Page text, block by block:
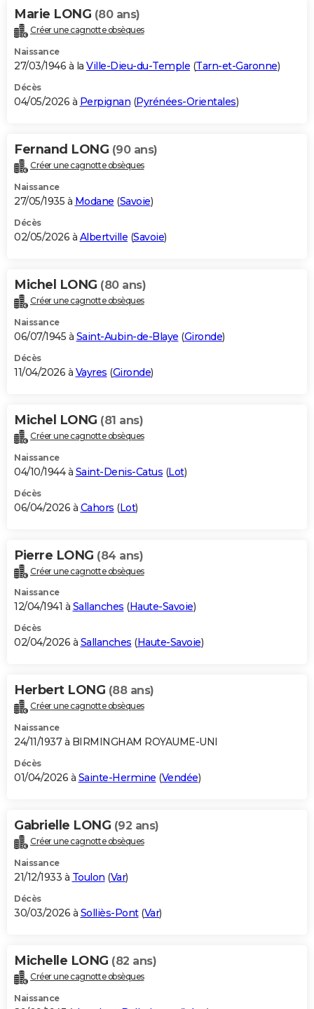
Marie LONG (80 ans)
Créer une cagnotte obsèques
Naissance
27/03/1946 à la Ville-Dieu-du-Temple (Tarn-et-Garonne)
Décès
04/05/2026 à Perpignan (Pyrénées-Orientales)
Fernand LONG (90 ans)
Créer une cagnotte obsèques
Naissance
27/05/1935 à Modane (Savoie)
Décès
02/05/2026 à Albertville (Savoie)
Michel LONG (80 ans)
Créer une cagnotte obsèques
Naissance
06/07/1945 à Saint-Aubin-de-Blaye (Gironde)
Décès
11/04/2026 à Vayres (Gironde)
Michel LONG (81 ans)
Créer une cagnotte obsèques
Naissance
04/10/1944 à Saint-Denis-Catus (Lot)
Décès
06/04/2026 à Cahors (Lot)
Pierre LONG (84 ans)
Créer une cagnotte obsèques
Naissance
12/04/1941 à Sallanches (Haute-Savoie)
Décès
02/04/2026 à Sallanches (Haute-Savoie)
Herbert LONG (88 ans)
Créer une cagnotte obsèques
Naissance
24/11/1937 à BIRMINGHAM ROYAUME-UNI
Décès
01/04/2026 à Sainte-Hermine (Vendée)
Gabrielle LONG (92 ans)
Créer une cagnotte obsèques
Naissance
21/12/1933 à Toulon (Var)
Décès
30/03/2026 à Solliès-Pont(Var)
Michelle LONG (82 ans)
Créer une cagnotte obsèques
Naissance